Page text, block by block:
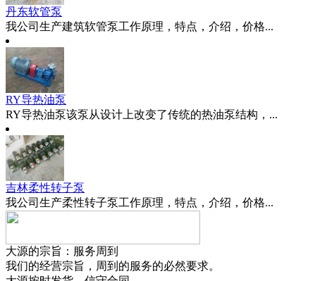
丹东软管泵
我公司生产建筑软管泵工作原理，特点，介绍，价格...
RY导热油泵
RY导热油泵该泵从设计上改变了传统的热油泵结构，...
吉林柔性转子泵
我公司生产柔性转子泵工作原理，特点，介绍，价格...
大源的宗旨：服务周到
我们的经营宗旨，周到的服务的必然要求。